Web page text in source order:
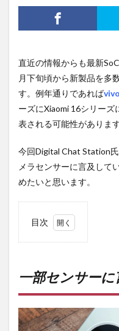
直近の情報からも最新
月下旬頃から新製品を多
す。例年通りであれば
ーズにXiaomi 16シリー
表される可能性があります
今回Digital Chat Station
メラセンサーに言及して
めたいと思います。
目次
サー
に言
及。
2
PR)
一部センサーに